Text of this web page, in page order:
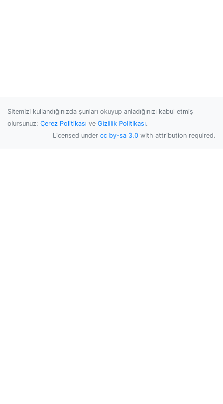
Sitemizi kullandığınızda şunları okuyup anladığınızı kabul etmiş
olursunuz: Çerez Politikası ve Gizlilik Politikası.
Licensed under cc by-sa 3.0 with attribution required.